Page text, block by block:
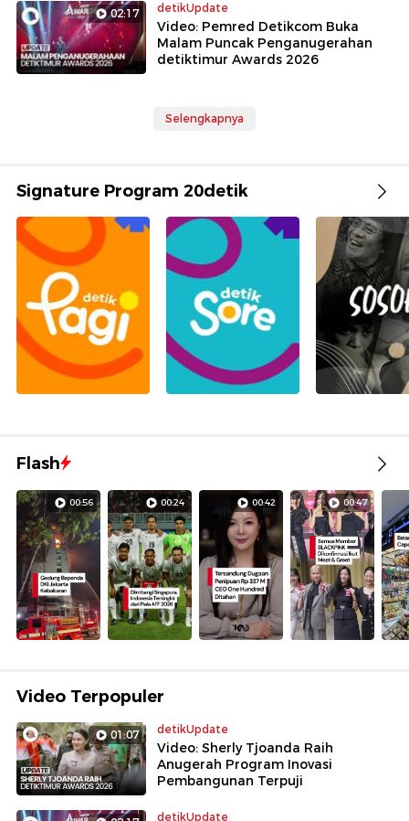
02:17 detikUpdate
Video: Pemred Detikcom Buka
Malam Puncak Penganugerahan
detiktimur Awards 2026
Selengkapnya
Signature Program 20detik
Flash
00:56 00:24 00:42 00:47
Video Terpopuler
01:07 detikUpdate
Video: Sherly Tjoanda Raih
Anugerah Program Inovasi
Pembangunan Terpuji
detikUpdate